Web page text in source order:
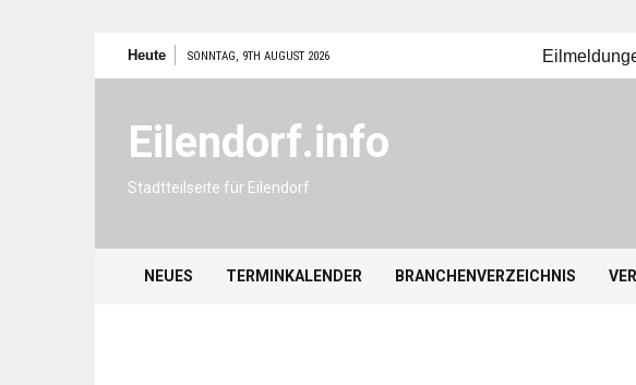
Inhalt
Heute SONNTAG, 9TH AUGUST 2026
Eilendorf.info
Stadtteilseite für Eilendorf
NEUES TERMINKALENDER BRANCHENVERZEICHNIS